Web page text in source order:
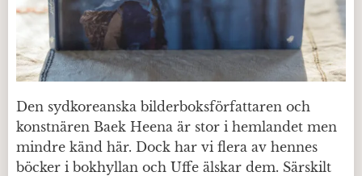
Den sydkoreanska bilderboksförfattaren och
konstnären Baek Heena är stor i hemlandet men
mindre känd här. Dock har vi flera av hennes
böcker i bokhyllan och Uffe älskar dem. Särskilt